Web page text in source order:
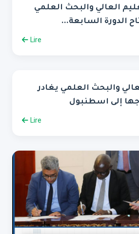
العالي والبحث العلمي
الدورة السابعة...
Lire
والبحث العلمي يغادر
إلى اسطنبول
Lire